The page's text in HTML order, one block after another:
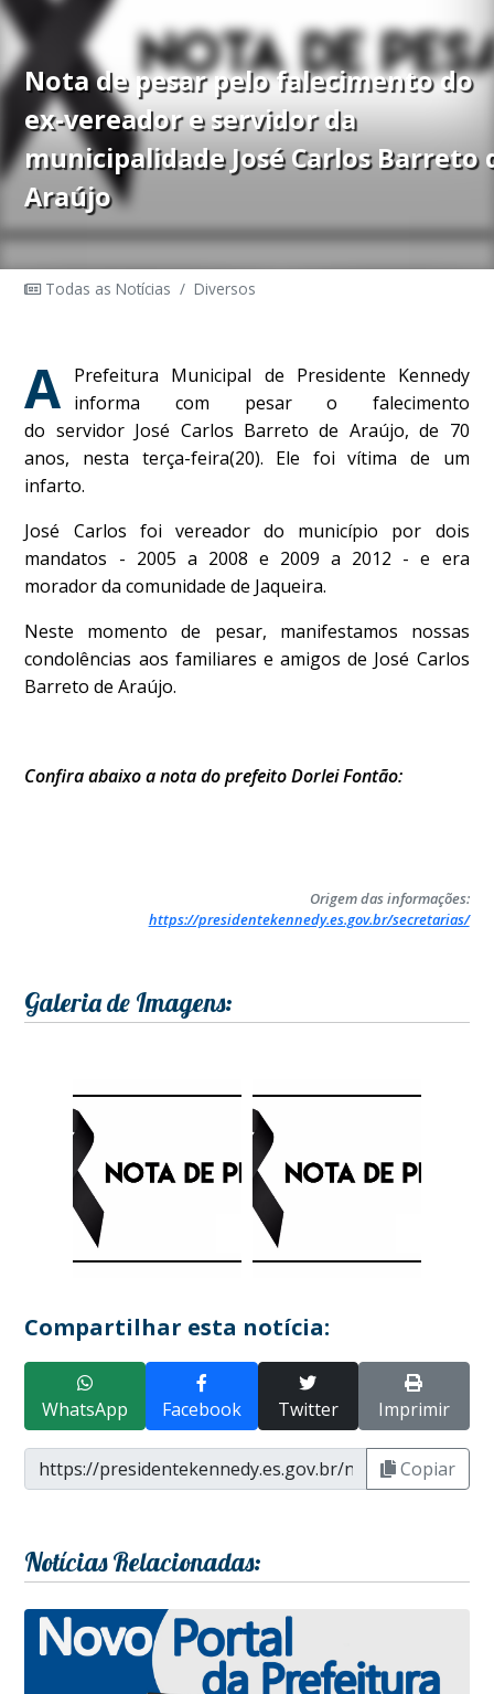
Nota de pesar pelo falecimento do
ex-vereador e servidor da
municipalidade José Carlos Barreto
Araújo
Todas as Notícias / Diversos
A Prefeitura Municipal de Presidente Kennedy
informa com pesar o falecimento
do servidor José Carlos Barreto de Araújo, de 70
anos, nesta terça-feira(20). Ele foi vítima de um
infarto.
José Carlos foi vereador do município por dois
mandatos - 2005 a 2008 e 2009 a 2012 - e era
morador da comunidade de Jaqueira.
Neste momento de pesar, manifestamos nossas
condolências aos familiares e amigos de José Carlos
Barreto de Araújo.
Confira abaixo a nota do prefeito Dorlei Fontão:
Origem das informações:
https://presidentekennedy.es.gov.br/secretarias/
Galeria de Imagens:
Compartilhar esta notícia:
WhatsApp Facebook Twitter Imprimir
Copiar
Notícias Relacionadas: